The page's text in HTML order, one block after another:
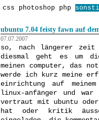
css
photoshop php
ubuntu 7.04 feisty fawn auf
07.07.2007
so, nach längerer
diesmal geht es um
meinen computer, das
werde ich kurz meine
einrichtung auf
linux-anfänger und
vertraut mit ubuntu
hat oder kritik